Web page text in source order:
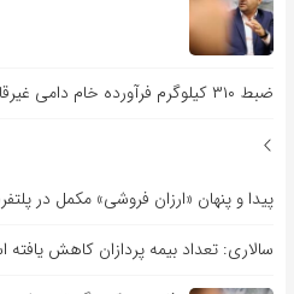
ضبط ۳۱۰ کیلوگرم فرآورده خام دامی غیرقابل مصرف در ایلام
پیدا و پنهان «ارزان فروشی» مکمل در
سالاری: تعداد بیمه پردازان کاهش